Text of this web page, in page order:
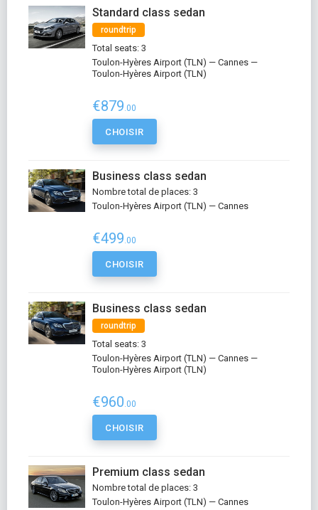
Standard class sedan
roundtrip
Total seats: 3
Toulon-Hyères Airport (TLN) — Cannes —
Toulon-Hyères Airport (TLN)
€879.00
CHOISIR
Business class sedan
Nombre total de places: 3
Toulon-Hyères Airport (TLN) — Cannes
€499.00
CHOISIR
Business class sedan
roundtrip
Total seats: 3
Toulon-Hyères Airport (TLN) — Cannes —
Toulon-Hyères Airport (TLN)
€960.00
CHOISIR
Premium class sedan
Nombre total de places: 3
Toulon-Hyères Airport (TLN) — Cannes